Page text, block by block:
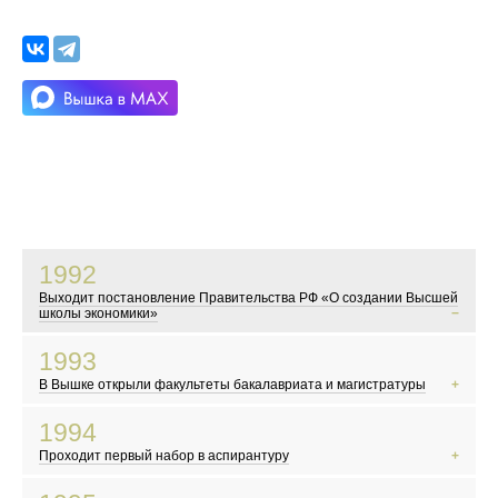
1992
Выходит постановление Правительства РФ «О создании Высшей
школы экономики»
Показывают телесериал «Богатые тоже плачут»
Мэром Москвы становится Юрий Лужков
1993
В Вышке открыли факультеты бакалавриата и магистратуры
Первые выборы в Госдуму
Новые русские, челноки и командировочные осваивают заграницу
1994
Проходит первый набор в аспирантуру